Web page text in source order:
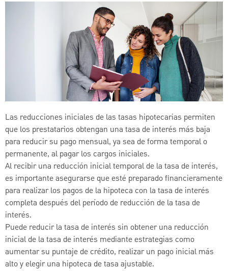
Las reducciones iniciales de las tasas hipotecarias permiten
que los prestatarios obtengan una tasa de interés más baja
para reducir su pago mensual, ya sea de forma temporal o
permanente, al pagar los cargos iniciales.
Al recibir una reducción inicial temporal de la tasa de interés,
es importante asegurarse que esté preparado financieramente
para realizar los pagos de la hipoteca con la tasa de interés
completa después del período de reducción de la tasa de
interés.
Puede reducir la tasa de interés sin obtener una reducción
inicial de la tasa de interés mediante estrategias como
aumentar su puntaje de crédito, realizar un pago inicial más
alto y elegir una hipoteca de tasa ajustable.